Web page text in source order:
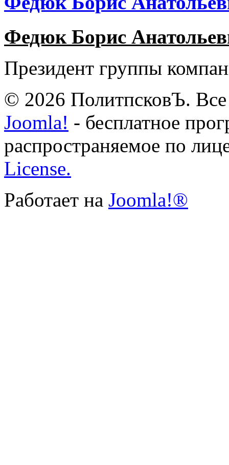
Федюк Борис
Президент группы
© 2026 ПолитпсковЪ.
Joomla! - бесплатное
распространяемое по
License.
Работает на Joomla!®